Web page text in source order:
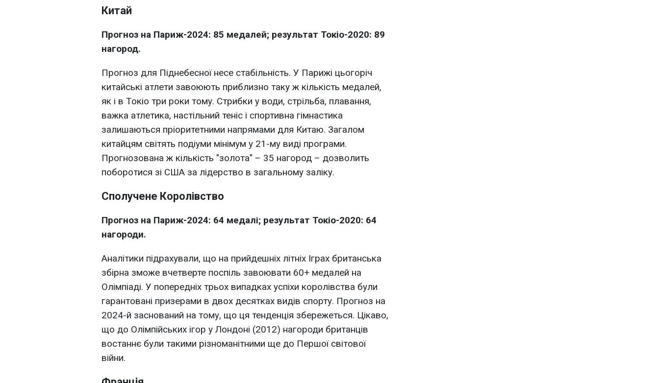
Китай
Прогноз на Париж-2024: 85 медалей; результат Токіо-2020: 89
нагород.
Прогноз для Піднебесної несе стабільність. У Парижі цьогоріч
китайські атлети завоюють приблизно таку ж кількість медалей,
як і в Токіо три роки тому. Стрибки у води, стрільба, плавання,
важка атлетика, настільний теніс і спортивна гімнастика
залишаються пріоритетними напрямами для Китаю. Загалом
китайцям світять подіуми мінімум у 21-му виді програми.
Прогнозована ж кількість "золота" – 35 нагород – дозволить
поборотися зі США за лідерство в загальному заліку.
Сполучене Королівство
Прогноз на Париж-2024: 64 медалі; результат Токіо-2020: 64
нагороди.
Аналітики підрахували, що на прийдешніх літніх Іграх британська
збірна зможе вчетверте поспіль завоювати 60+ медалей на
Олімпіаді. У попередніх трьох випадках успіхи королівства були
гарантовані призерами в двох десятках видів спорту. Прогноз на
2024-й заснований на тому, що ця тенденція збережеться. Цікаво,
що до Олімпійських ігор у Лондоні (2012) нагороди британців
востаннє були такими різноманітними ще до Першої світової
війни.